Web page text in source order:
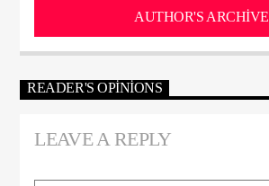
AUTHOR'S ARCHIVE
READER'S OPINIONS
LEAVE A REPLY